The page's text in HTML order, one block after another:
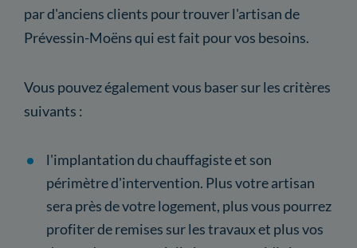
par d'anciens clients pour trouver l'artisan de
Prévessin-Moëns qui est fait pour vos besoins.
Vous pouvez également vous baser sur les critères
suivants :
l'implantation du chauffagiste et son
périmètre d'intervention. Plus votre artisan
sera près de votre logement, plus vous pourrez
profiter de remises sur les travaux et plus vos